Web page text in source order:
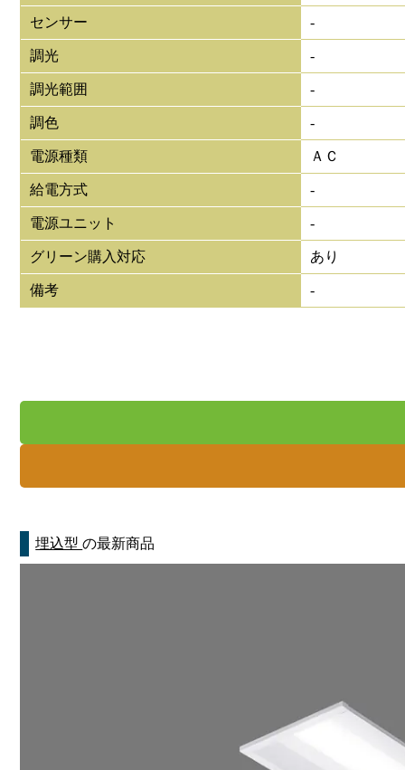
センサー -
調光 -
調光範囲 -
調色 -
電源種類 ＡＣ
給電方式 -
電源ユニット -
グリーン購入対応 あり
備考 -
埋込型の最新商品